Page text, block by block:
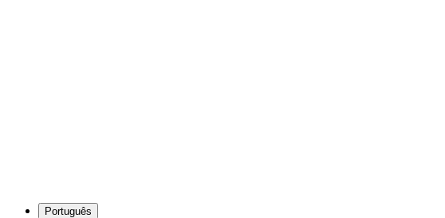
Português